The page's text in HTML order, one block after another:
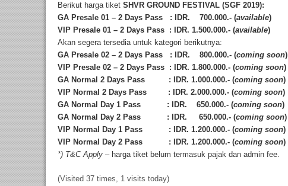
Berikut harga tiket SHVR GROUND FESTIVAL (SGF 2019):
GA Presale 01 – 2 Days Pass : IDR. 700.000.- (available)
VIP Presale 01 – 2 Days Pass : IDR. 1.500.000.- (available)
Akan segera tersedia untuk kategori berikutnya:
GA Presale 02 – 2 Days Pass : IDR. 800.000.- (coming soon)
VIP Presale 02 – 2 Days Pass : IDR. 1.800.000.- (coming soon)
GA Normal 2 Days Pass : IDR. 1.000.000.- (coming soon)
VIP Normal 2 Days Pass : IDR. 2.000.000.- (coming soon)
GA Normal Day 1 Pass : IDR. 650.000.- (coming soon)
GA Normal Day 2 Pass : IDR. 650.000.- (coming soon)
VIP Normal Day 1 Pass
: IDR. 1.200.000.- (coming soon)
VIP Normal Day 2 Pass : IDR. 1.200.000.- (coming soon)
*) T&C Apply – harga tiket belum termasuk pajak dan admin fee.
(Visited 37 times, 1 visits today)